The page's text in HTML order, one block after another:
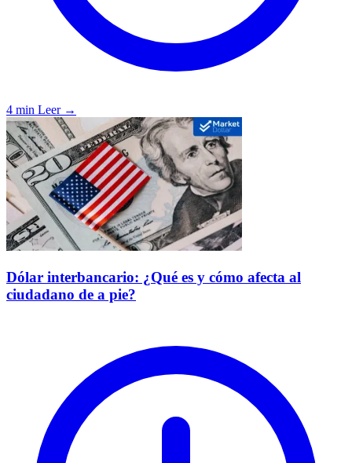
4 min Leer →
Dólar interbancario: ¿Qué es y cómo afecta al
ciudadano de a pie?